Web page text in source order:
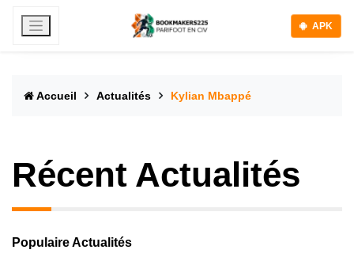
APK
Accueil Actualités Kylian Mbappé
Récent Actualités
Populaire Actualités